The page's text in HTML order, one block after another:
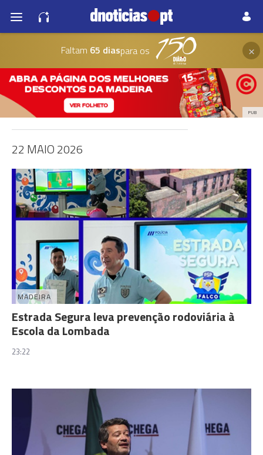
Faltam 65 diaspara os ×
PUB
22 MAIO 2026
MADEIRA
Estrada Segura leva prevenção rodoviária à
Escola da Lombada
23:22